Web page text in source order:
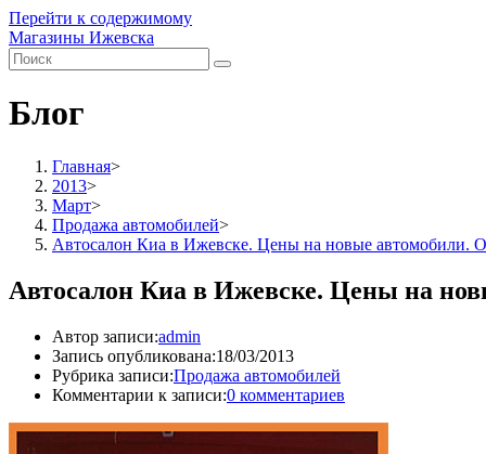
Перейти к содержимому
Магазины Ижевска
Блог
Главная>
2013>
Март>
Продажа автомобилей>
Автосалон Киа в Ижевске. Цены на новые автомобили.
Автосалон Киа в Ижевске. Цены на
Автор записи:admin
Запись опубликована:18/03/2013
Рубрика записи:Продажа автомобилей
Комментарии к записи:0 комментариев